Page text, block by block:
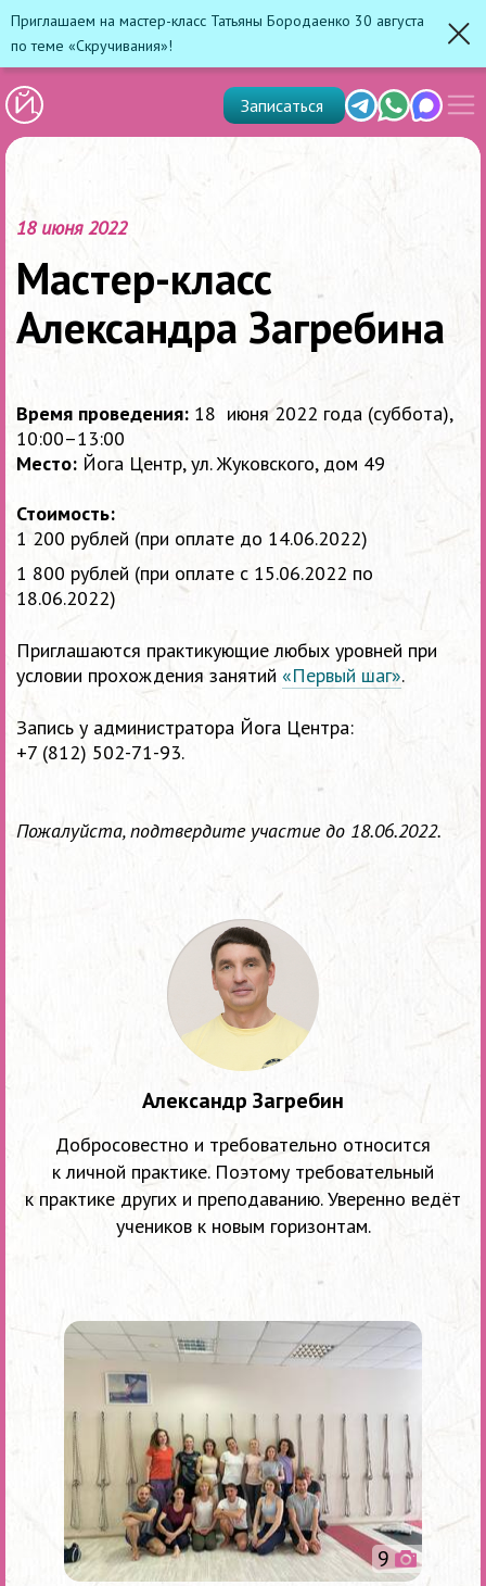
Приглашаем на мастер-класс Татьяны Бородаенко 30 августа
по теме «Скручивания»!
TelegramWhats'app
Max
Записаться
меню
18 июня 2022
Мастер-класс
Александра Загребина
Время проведения: 18 июня 2022 года (суббота),
10:00–13:00
Место: Йога Центр, ул. Жуковского, дом 49
Стоимость:
1 200 рублей (при оплате до 14.06.2022)
1 800 рублей (при оплате с 15.06.2022 по
18.06.2022)
Приглашаются практикующие любых уровней при
условии прохождения занятий «Первый шаг».
Запись у администратора Йога Центра:
+7 (812) 502-71-93.
Пожалуйста, подтвердите участие до 18.06.2022.
Александр Загребин
Добросовестно и требовательно относится
к личной практике. Поэтому требовательный
к практике других и преподаванию. Уверенно ведёт
учеников к новым горизонтам.
9